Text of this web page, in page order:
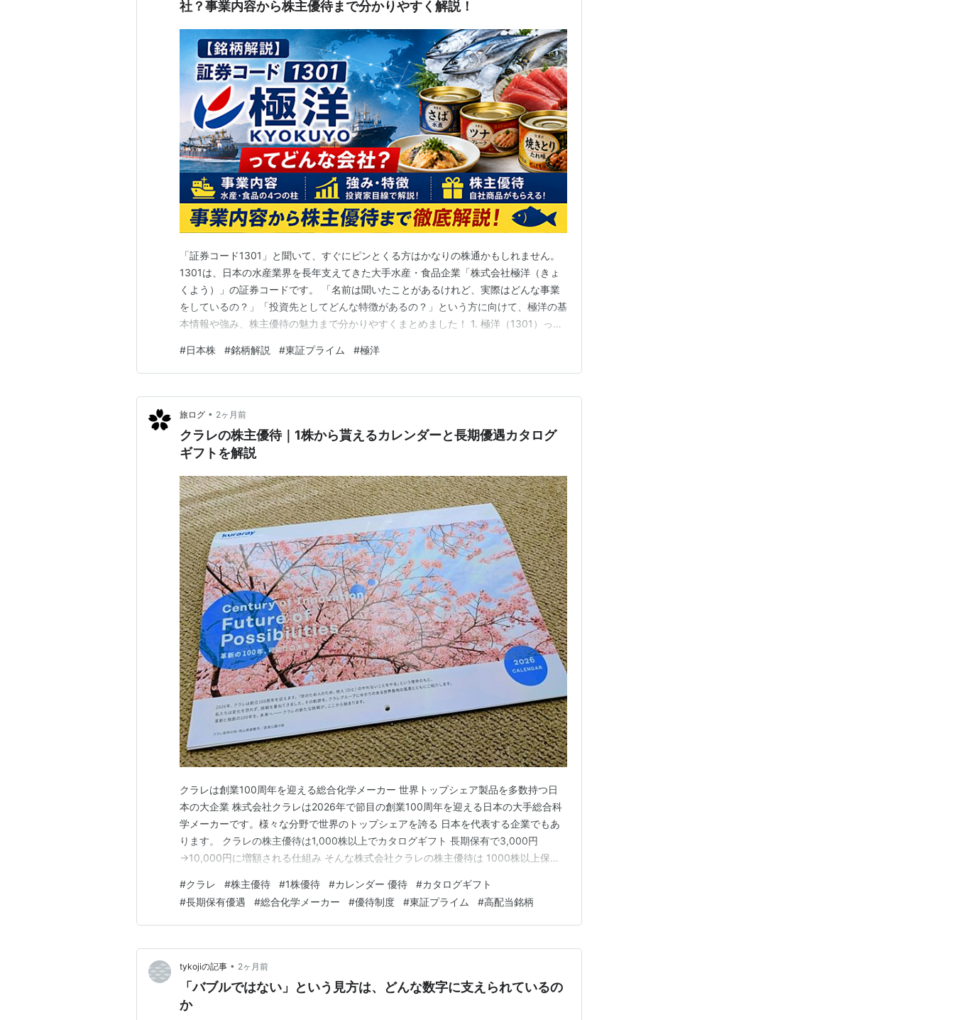
社？事業内容から株主優待まで分かりやすく解説！
「証券コード1301」と聞いて、すぐにピンとくる方はかなりの株通かもしれません。
1301は、日本の水産業界を長年支えてきた大手水産・食品企業「株式会社極洋（きょ
くよう）」の証券コードです。 「名前は聞いたことがあるけれど、実際はどんな事業
をしているの？」「投資先としてどんな特徴があるの？」という方に向けて、極洋の基
本情報や強み、株主優待の魅力まで分かりやすくまとめました！ 1. 極洋（1301）って
文：KYOKUYO CO., LTD.） 上場市場: 東証プライム市場 業種: 水産・農林業 本社: 東
京都港区赤…
#日本株 #銘柄解説 #東証プライム #極洋
旅ログ • 2ヶ月前
クラレの株主優待｜1株から貰えるカレンダーと長期優遇カタログ
ギフトを解説
クラレは創業100周年を迎える総合化学メーカー 世界トップシェア製品を多数持つ日
本の大企業 株式会社クラレは2026年で節目の創業100周年を迎える日本の大手総合科
学メーカーです。様々な分野で世界のトップシェアを誇る 日本を代表する企業でもあ
ります。 クラレの株主優待は1,000株以上でカタログギフト 長期保有で3,000円
→10,000円に増額される仕組み そんな株式会社クラレの株主優待は 1000株以上保有
あり3年以上保有をしていると カタログギフトの金額が なんと10,000円に跳ね上がり
ます。配当利回りも…
#クラレ #株主優待 #1株優待 #カレンダー 優待 #カタログギフト
#長期保有優遇 #総合化学メーカー #優待制度 #東証プライム #高配当銘柄
tykojiの記事 • 2ヶ月前
「バブルではない」という見方は、どんな数字に支えられているの
か